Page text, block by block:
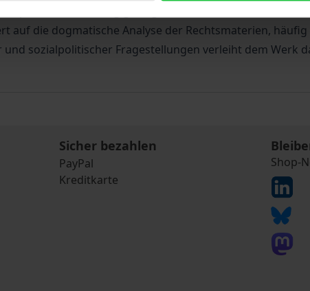
Rechnung getragen, das Fuchs in seiner
auf die dogmatische Analyse der Rechtsmaterien,
sozialpolitischer Fragestellungen verleiht dem Werk
Sicher bezahlen
PayPal
Kreditkarte
Shop-